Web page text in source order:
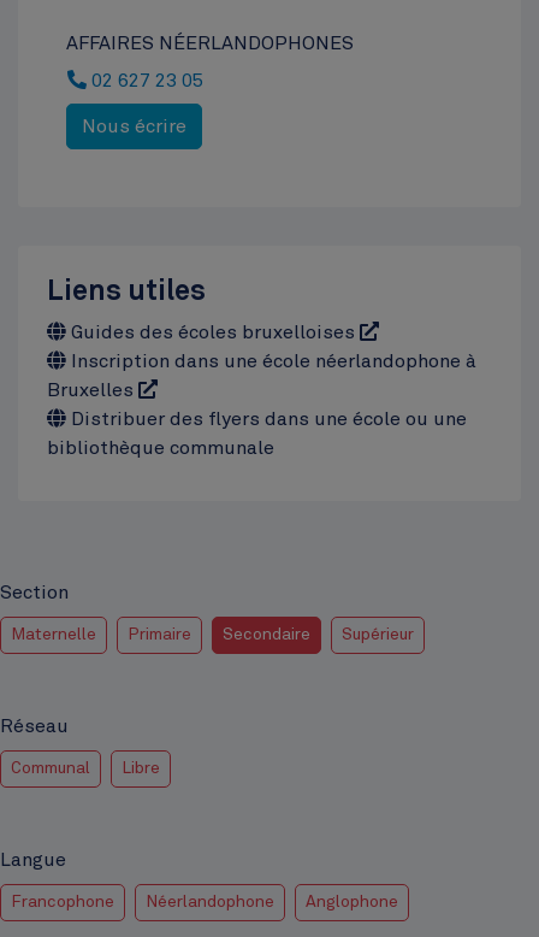
AFFAIRES NÉERLANDOPHONES
02 627 23 05
Nous écrire
Liens utiles
Guides des écoles bruxelloises
Inscription dans une école néerlandophone à
Bruxelles
Distribuer des flyers dans une école ou une
bibliothèque communale
Section
Maternelle Primaire Secondaire Supérieur
Réseau
Communal Libre
Langue
Francophone Néerlandophone Anglophone